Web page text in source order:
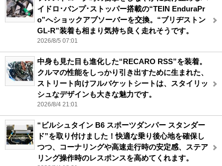
イドロ･バンプ･ストッパー搭載の“TEIN EnduraPr
o”へショックアブソーバーを交換。“ブリヂストン
GL-R”装着も相まり気持ち良く走れそうです。
2026/8/5 07:01
中身も見た目も進化した“RECARO RSS”を装着。
クルマの性能をしっかり引き出すために生まれた、
ストリート向けフルバケットシートは、スタイリッ
シュなデザインも大きな魅力です。
2026/8/4 21:01
“ビルシュタイン B6 スポーツダンパー スタンダー
ド”を取り付けました！快適な乗り後心地を確保し
つつ、コーナリングや高速走行時の安定感、ステア
リング操作時のレスポンスを高めてくれます。